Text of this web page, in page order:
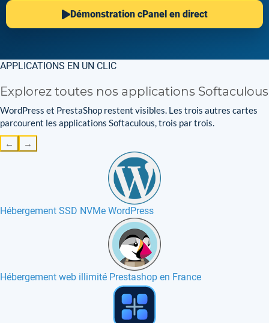
Démonstration cPanel en direct
APPLICATIONS EN UN CLIC
Explorez toutes nos applications Softaculous
WordPress et PrestaShop restent visibles. Les trois autres cartes
parcourent les applications Softaculous, trois par trois.
← →
Hébergement SSD NVMe WordPress
Hébergement web illimité Prestashop en France